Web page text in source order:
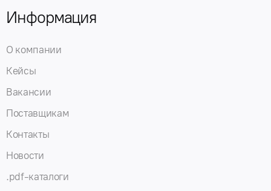
Информация
О компании
Кейсы
Вакансии
Поставщикам
Контакты
Новости
.pdf-каталоги